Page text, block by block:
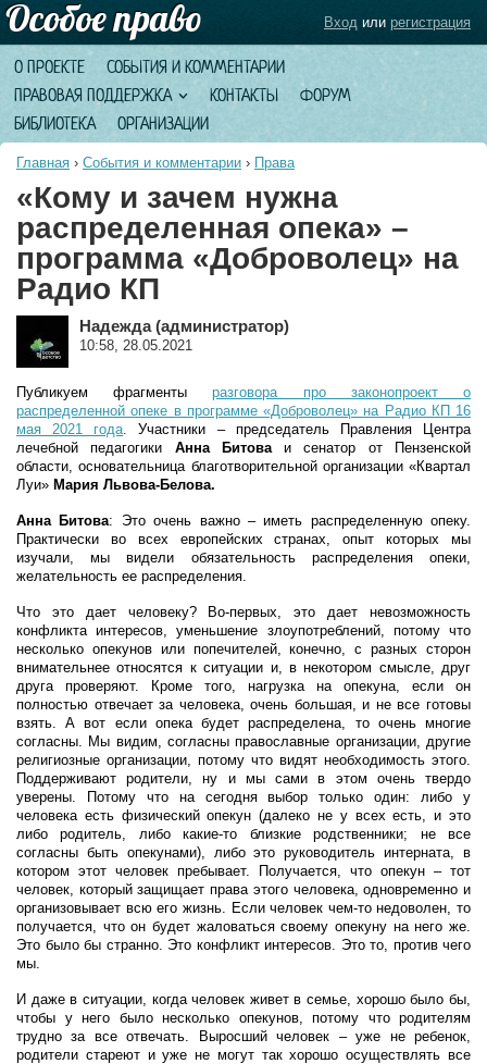
О ПРОЕКТЕ
СОБЫТИЯ И КОММЕНТАРИИ
ПРАВОВАЯ ПОДДЕРЖКА
КОНТАКТЫ
ФОРУМ
БИБЛИОТЕКА
ОРГАНИЗАЦИИ
Вход или регистрация
Главная › События и комментарии › Права
«Кому и зачем нужна
распределенная опека» –
программа «Доброволец» на
Радио КП
Надежда (администратор)
10:58, 28.05.2021
Публикуем фрагментыразговора про законопроект о
распределенной опеке в программе «Доброволец» на Радио КП 16
мая 2021 года.Участники – председатель Правления Центра
лечебной педагогики Анна Битоваи сенатор от Пензенской
области, основательница благотворительной организации «Квартал
Луи» Мария Львова-Белова.
Анна Битова: Это очень важно – иметь распределенную опеку.
Практически во всех европейских странах, опыт которых мы
изучали, мы видели обязательность распределения опеки,
желательность ее распределения.
Что это дает человеку? Во-первых, это дает невозможность
конфликта интересов, уменьшение злоупотреблений, потому что
несколько опекунов или попечителей, конечно, с разных сторон
внимательнее относятся к ситуации и, в некотором смысле, друг
друга проверяют. Кроме того, нагрузка на опекуна, если он
полностью отвечает за человека, очень большая, и не все готовы
взять. А вот если опека будет распределена, то очень многие
согласны. Мы видим, согласны православные организации, другие
религиозные организации, потому что видят необходимость этого.
Поддерживают родители, ну и мы сами в этом очень твердо
уверены. Потому что на сегодня выбор только один: либо у
человека есть физический опекун (далеко не у всех есть, и это
либо родитель, либо какие-то близкие родственники; не все
согласны быть опекунами), либо это руководитель интерната, в
котором этот человек пребывает. Получается, что опекун – тот
человек, который защищает права этого человека, одновременно и
организовывает всю его жизнь. Если человек чем-то недоволен, то
получается, что он будет жаловаться своему опекуну на него же.
Это было бы странно. Это конфликт интересов. Это то, против чего
мы.
И даже в ситуации, когда человек живет в семье, хорошо было бы,
чтобы у него было несколько опекунов, потому что родителям
трудно за все отвечать. Выросший человек – уже не ребенок,
родители стареют и уже не могут так хорошо осуществлять все